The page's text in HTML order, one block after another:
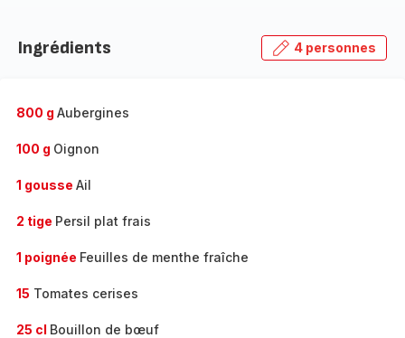
Ingrédients 4 personnes
800 g Aubergines
100 g Oignon
1 gousse Ail
2 tige Persil plat frais
1 poignée Feuilles de menthe fraîche
15 Tomates cerises
25 cl Bouillon de bœuf